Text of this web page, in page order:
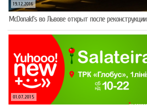
19.12.2016
McDonald’s во Львове открыт после реконструкции
01.07.2015